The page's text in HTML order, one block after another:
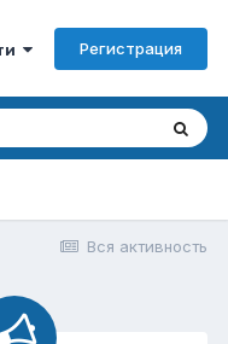
Регистрация
Вся активность